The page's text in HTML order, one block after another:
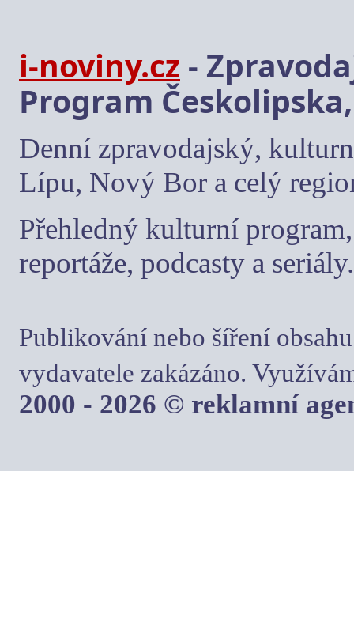
i-noviny.cz -
Program
Denní zpravodajský,
Lípu, Nový Bor a celý
Přehledný kulturní
reportáže, podcasty a seriály.
Publikování nebo šíření
vydavatele zakázáno.
2000 - 2026 © reklamní